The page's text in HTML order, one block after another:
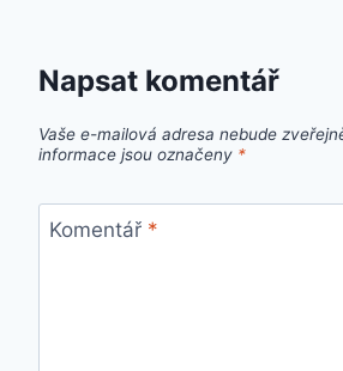
Napsat komentář
Vaše e-mailová adresa nebude
informace jsou označeny *
Komentář *